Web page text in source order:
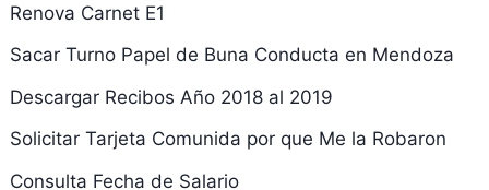
Renova Carnet E1
Sacar Turno Papel de Buna Conducta en Mendoza
Descargar Recibos Año 2018 al 2019
Solicitar Tarjeta Comunida por que Me la Robaron
Consulta Fecha de Salario